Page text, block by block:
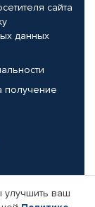
сайта
данных
получение
ваш